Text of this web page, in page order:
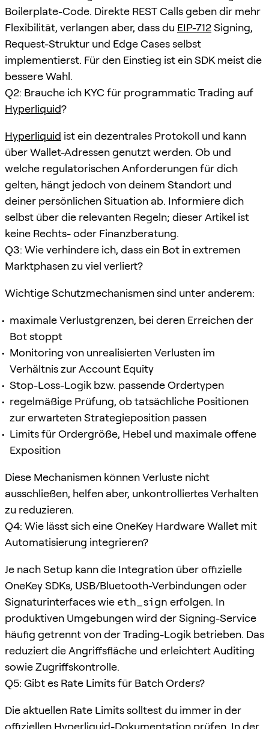
Boilerplate-Code. Direkte REST Calls geben dir mehr
Flexibilität, verlangen aber, dass du EIP-712Signing,
Request-Struktur und Edge Cases selbst
implementierst. Für den Einstieg ist ein SDK meist die
bessere Wahl.
Q2: Brauche ich KYC für programmatic Trading auf
Hyperliquid?
Hyperliquid ist ein dezentrales Protokoll und kann
über Wallet-Adressen genutzt werden. Ob und
welche regulatorischen Anforderungen für dich
gelten, hängt jedoch von deinem Standort und
deiner persönlichen Situation ab. Informiere dich
selbst über die relevanten Regeln; dieser Artikel ist
keine Rechts- oder Finanzberatung.
Q3: Wie verhindere ich, dass ein Bot in extremen
Marktphasen zu viel verliert?
Wichtige Schutzmechanismen sind unter anderem:
maximale Verlustgrenzen, bei deren Erreichen der
Bot stoppt
Monitoring von unrealisierten Verlusten im
Verhältnis zur Account Equity
Stop-Loss-Logik bzw. passende Ordertypen
regelmäßige Prüfung, ob tatsächliche Positionen
zur erwarteten Strategieposition passen
Limits für Ordergröße, Hebel und maximale offene
Exposition
Diese Mechanismen können Verluste nicht
ausschließen, helfen aber, unkontrolliertes Verhalten
zu reduzieren.
Q4: Wie lässt sich eine OneKey Hardware Wallet mit
Automatisierung integrieren?
Je nach Setup kann die Integration über offizielle
OneKey SDKs, USB/Bluetooth-Verbindungen oder
Signaturinterfaces wie eth_sign erfolgen. In
produktiven Umgebungen wird der Signing-Service
häufig getrennt von der Trading-Logik betrieben. Das
reduziert die Angriffsfläche und erleichtert Auditing
sowie Zugriffskontrolle.
Q5: Gibt es Rate Limits für Batch Orders?
Die aktuellen Rate Limits solltest du immer in der
offiziellen Hyperliquid-Dokumentation prüfen. In der